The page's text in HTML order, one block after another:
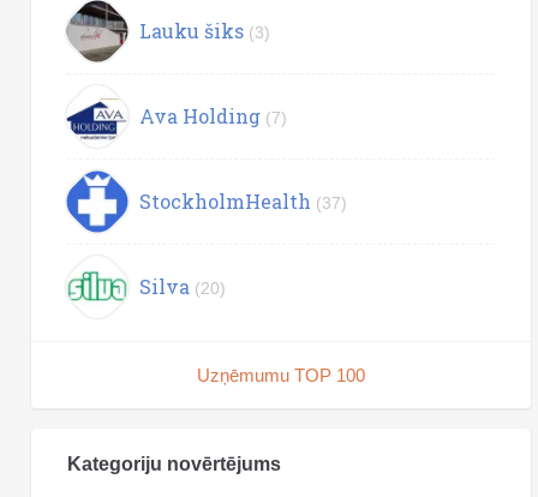
Lauku šiks (3)
Ava Holding (7)
StockholmHealth (37)
Silva (20)
Uzņēmumu TOP 100
Kategoriju novērtējums